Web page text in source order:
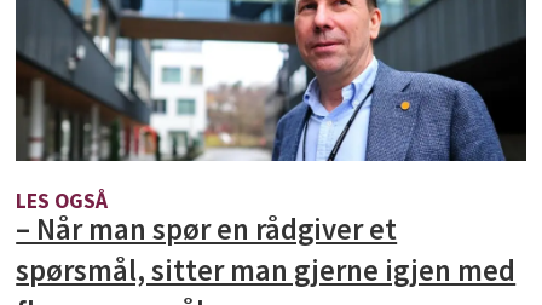
LES OGSÅ
– Når man spør en rådgiver et
spørsmål, sitter man gjerne igjen med